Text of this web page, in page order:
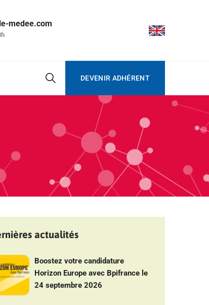
medee.com
DEVENIR ADHÉRENT
actualités
Boostez votre candidature
Horizon Europe avec Bpifrance le
24 septembre 2026